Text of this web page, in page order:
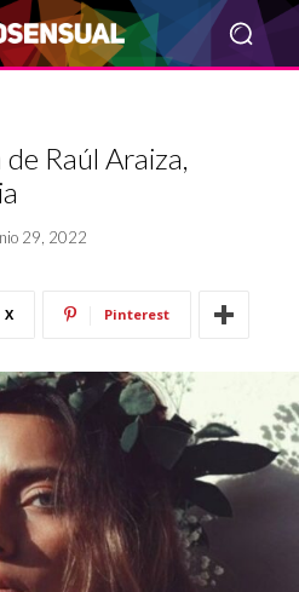
Raúl Araiza,
29, 2022
X Pinterest